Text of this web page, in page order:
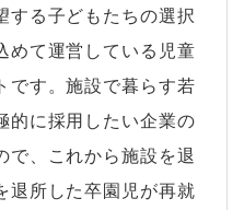
する子どもたちの選択
めて運営している児童
です。施設で暮らす若
的に採用したい企業の
で、これから施設を退
退所した卒園児が再就